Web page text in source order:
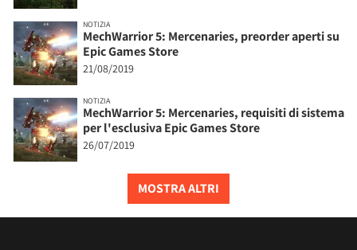
NOTIZIA
MechWarrior 5: Mercenaries, preorder aperti su
Epic Games Store
21/08/2019
NOTIZIA
MechWarrior 5: Mercenaries, requisiti di sistema
per l'esclusiva Epic Games Store
26/07/2019
MOSTRA ALTRI